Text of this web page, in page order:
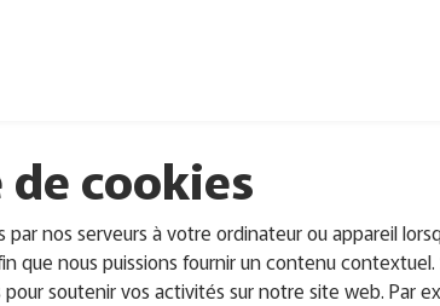
cookies
nos serveurs à votre ordinateur ou appareil
que nous puissions fournir un contenu
soutenir vos activités sur notre site web. Par